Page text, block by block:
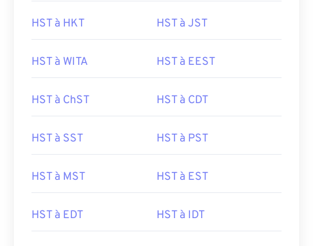
HST à HKT HST à JST
HST à WITA HST à EEST
HST à ChST HST à CDT
HST à SST HST à PST
HST à MST HST à EST
HST à EDT HST à IDT